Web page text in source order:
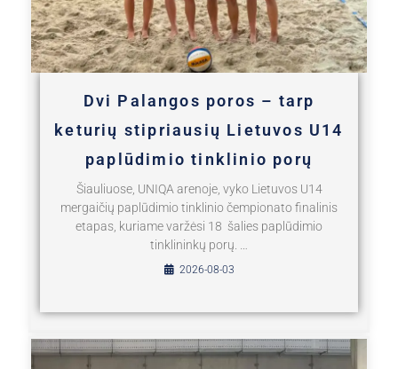
Dvi Palangos poros – tarp
keturių stipriausių Lietuvos U14
paplūdimio tinklinio porų
Šiauliuose, UNIQA arenoje, vyko Lietuvos U14
mergaičių paplūdimio tinklinio čempionato finalinis
etapas, kuriame varžėsi 18 šalies paplūdimio
tinklininkų porų. …
2026-08-03